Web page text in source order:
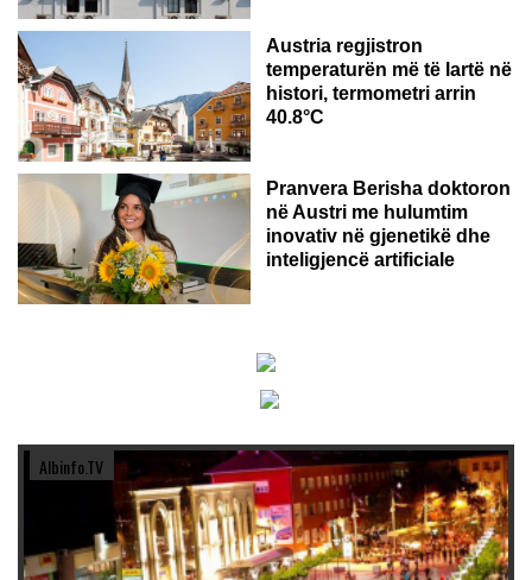
Austria regjistron
temperaturën më të lartë në
histori, termometri arrin
40.8°C
AUSTRI
Pranvera Berisha doktoron
në Austri me hulumtim
inovativ në gjenetikë dhe
inteligjencë artificiale
Albinfo.TV